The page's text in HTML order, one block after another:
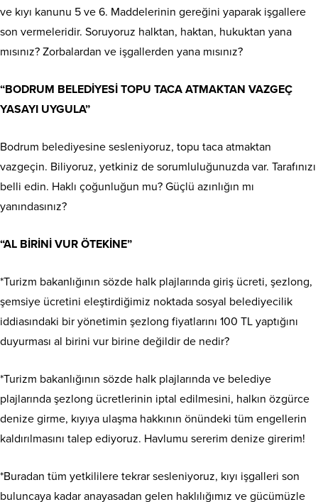
ve kıyı kanunu 5 ve 6. Maddelerinin gereğini yaparak işgallere
son vermeleridir. Soruyoruz halktan, haktan, hukuktan yana
mısınız? Zorbalardan ve işgallerden yana mısınız?
“BODRUM BELEDİYESİ TOPU TACA ATMAKTAN VAZGEÇ
YASAYI UYGULA”
Bodrum belediyesine sesleniyoruz, topu taca atmaktan
vazgeçin. Biliyoruz, yetkiniz de sorumluluğunuzda var. Tarafınızı
belli edin. Haklı çoğunluğun mu? Güçlü azınlığın mı
yanındasınız?
“AL BİRİNİ VUR ÖTEKİNE”
*Turizm bakanlığının sözde halk plajlarında giriş ücreti, şezlong,
şemsiye ücretini eleştirdiğimiz noktada sosyal belediyecilik
iddiasındaki bir yönetimin şezlong fiyatlarını 100 TL yaptığını
duyurması al birini vur birine değildir de nedir?
*Turizm bakanlığının sözde halk plajlarında ve belediye
plajlarında şezlong ücretlerinin iptal edilmesini, halkın özgürce
denize girme, kıyıya ulaşma hakkının önündeki tüm engellerin
kaldırılmasını talep ediyoruz. Havlumu sererim denize girerim!
*Buradan tüm yetkililere tekrar sesleniyoruz, kıyı işgalleri son
buluncaya kadar anayasadan gelen haklılığımız ve gücümüzle